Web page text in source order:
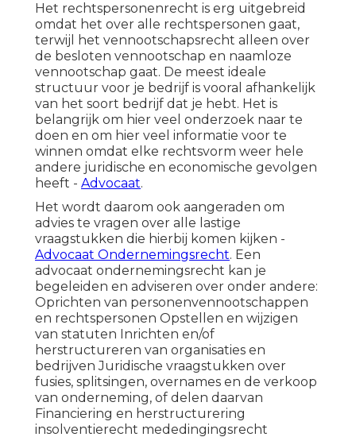
Het rechtspersonenrecht is erg uitgebreid
omdat het over alle rechtspersonen gaat,
terwijl het vennootschapsrecht alleen over
de besloten vennootschap en naamloze
vennootschap gaat. De meest ideale
structuur voor je bedrijf is vooral afhankelijk
van het soort bedrijf dat je hebt. Het is
belangrijk om hier veel onderzoek naar te
doen en om hier veel informatie voor te
winnen omdat elke rechtsvorm weer hele
andere juridische en economische gevolgen
heeft - Advocaat.
Het wordt daarom ook aangeraden om
advies te vragen over alle lastige
vraagstukken die hierbij komen kijken -
Advocaat Ondernemingsrecht. Een
advocaat ondernemingsrecht kan je
begeleiden en adviseren over onder andere:
Oprichten van personenvennootschappen
en rechtspersonen Opstellen en wijzigen
van statuten Inrichten en/of
herstructureren van organisaties en
bedrijven Juridische vraagstukken over
fusies, splitsingen, overnames en de verkoop
van onderneming, of delen daarvan
Financiering en herstructurering
insolventierecht mededingingsrecht